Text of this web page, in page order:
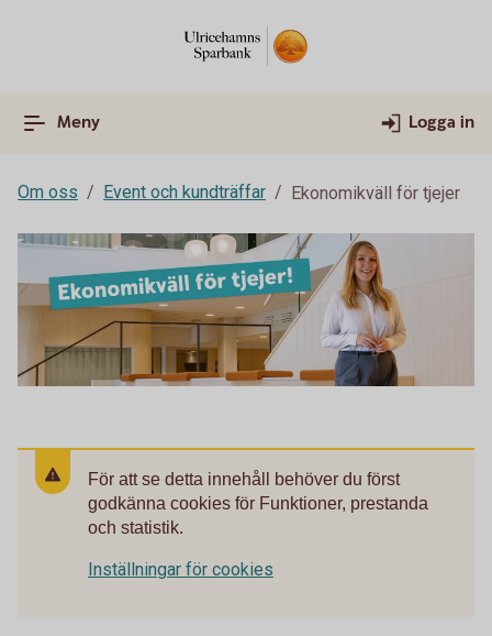
Meny Logga in
Om oss Event och kundträffar Ekonomikväll för tjejer
För att se detta innehåll behöver du först
godkänna cookies för Funktioner, prestanda
och statistik.
Inställningar för cookies